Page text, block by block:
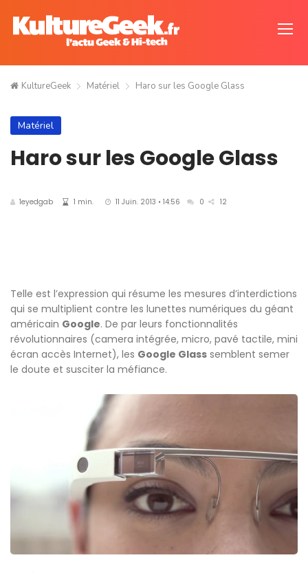
KultureGeek Matériel Haro sur les Google Glass
Matériel
Haro sur les Google Glass
1eyedgab 1 min. 11 Juin. 2013 • 14:56 0 12
Telle est l’expression qui résume les mesures d’interdictions
qui se multiplient contre les lunettes numériques du géant
américain Google. De par leurs fonctionnalités
révolutionnaires (camera intégrée, micro, pavé tactile, mini
écran accès Internet), les Google Glass semblent semer
le doute et susciter la méfiance.